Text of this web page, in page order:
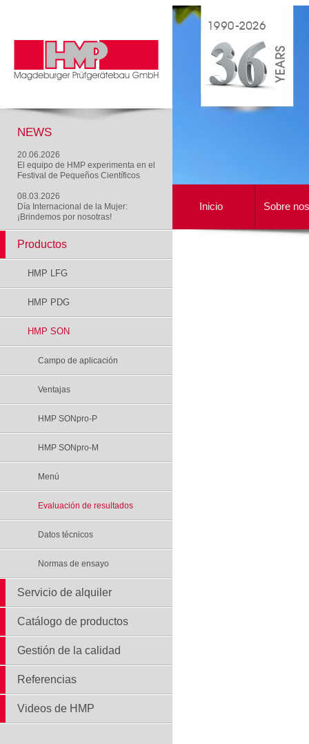
NEWS
20.06.2026
El equipo de HMP experimenta en el
Festival de Pequeños Científicos
08.03.2026
Día Internacional de la Mujer:
¡Brindemos por nosotras!
Inicio Sobre
Productos
HMP LFG
HMP PDG
HMP SON
Campo de aplicación
Ventajas
HMP SONpro-P
HMP SONpro-M
Menú
Evaluación de resultados
Datos técnicos
Normas de ensayo
Servicio de alquiler
Catálogo de productos
Gestión de la calidad
Referencias
Videos de HMP